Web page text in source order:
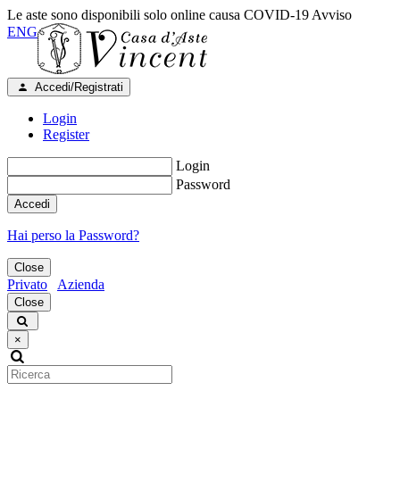
Le aste sono disponibili solo online causa COVID-19 Avviso
ENG
Accedi/Registrati
Login
Register
Login
Password
Accedi
Hai perso la Password?
Close
Privato Azienda
Close
×